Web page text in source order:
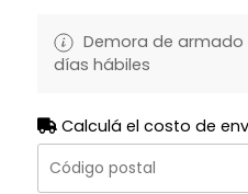
Demora de armado
días hábiles
Calculá el costo de